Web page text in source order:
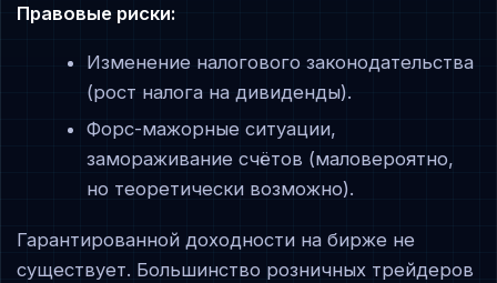
Правовые риски:
Изменение налогового законодательства
(рост налога на дивиденды).
Форс-мажорные ситуации,
замораживание счётов (маловероятно,
но теоретически возможно).
Гарантированной доходности на бирже не
существует. Большинство розничных трейдеров